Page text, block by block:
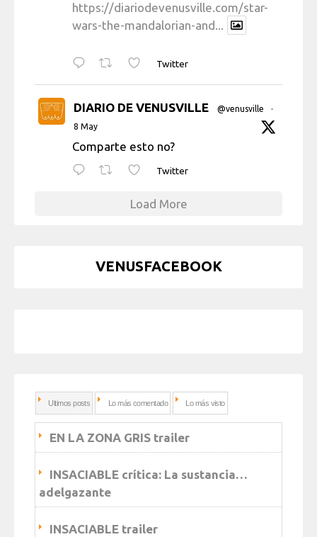
https://diariodevenusville.com/star-
wars-the-mandalorian-and...
Twitter
DIARIO DE VENUSVILLE @venusville
·
8 May
Comparte esto no?
Twitter
Load More
VENUSFACEBOOK
Ultimos posts Lo más comentado Lo más visto
EN LA ZONA GRIS trailer
INSACIABLE crítica: La sustancia…
adelgazante
INSACIABLE trailer